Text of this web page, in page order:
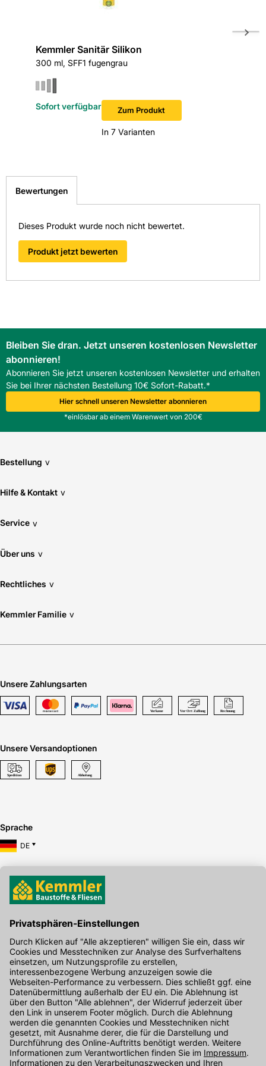
Kemmler Sanitär Silikon
300 ml, SFF1 fugengrau
Zum Produkt
In 7 Varianten
Sofort verfügbar
Bewertungen
Dieses Produkt wurde noch nicht bewertet.
Produkt jetzt bewerten
Bleiben Sie dran. Jetzt unseren kostenlosen Newsletter
abonnieren!
Abonnieren Sie jetzt unseren kostenlosen Newsletter und erhalten
Sie bei Ihrer nächsten Bestellung 10€ Sofort-Rabatt.*
Hier schnell unseren Newsletter abonnieren
*einlösbar ab einem Warenwert von 200€
Bestellung v
Hilfe & Kontakt v
Service v
Über uns v
Rechtliches v
Kemmler Familie v
Unsere Zahlungsarten
Unsere Versandoptionen
Sprache
DE
Hier gibt's die kostenlose App
Kontakt
Unser Onlineshop Team ist montags bis freitags von 08:00 - 17:00
Uhr unter der Telefonnummer07071 / 151-151für Sie erreichbar.
Alternativ können Sie unser Kontaktformular nutzen.
Den Kontakt direkt in unsere Niederlassungen finden Sie hier.